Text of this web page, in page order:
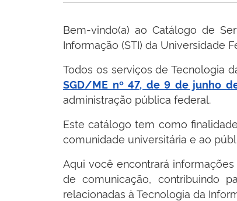
Bem-vindo(a) ao Catálogo de
Informação (STI) da Universidade
Todos os serviços de Tecnologia
SGD/ME nº 47, de 9 de junho
administração pública federal.
Este catálogo tem como
comunidade universitária e ao
Aqui você encontrará
de comunicação, contribuindo
relacionadas à Tecnologia da